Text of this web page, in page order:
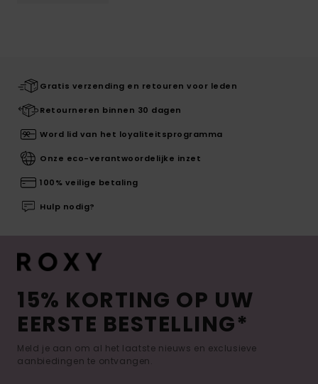
Gratis verzending en retouren voor leden
Retourneren binnen 30 dagen
Word lid van het loyaliteitsprogramma
Onze eco-verantwoordelijke inzet
100% veilige betaling
Hulp nodig?
15% KORTING OP UW
EERSTE BESTELLING*
Meld je aan om al het laatste nieuws en exclusieve
aanbiedingen te ontvangen.